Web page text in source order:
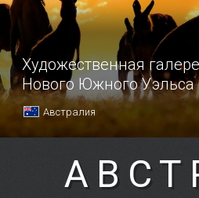
Художественная
Нового Южного Уэльса
Австралия